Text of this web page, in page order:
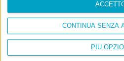
PIÙ
CONTINUA SENZA